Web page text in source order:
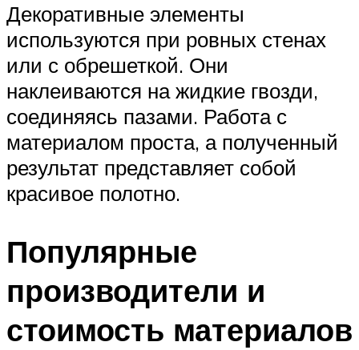
Декоративные элементы
используются при ровных стенах
или с обрешеткой. Они
наклеиваются на жидкие гвозди,
соединяясь пазами. Работа с
материалом проста, а полученный
результат представляет собой
красивое полотно.
Популярные
производители и
стоимость материалов